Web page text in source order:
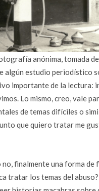
anónima, tomada de
algún estudio periodístico
importante de la lectura:
Lo mismo, creo, vale
de temas difíciles o
que quiero tratar me
finalmente una forma de
tratar los temas del